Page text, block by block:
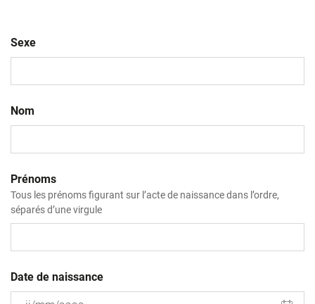
Sexe
Nom
Prénoms
Tous les prénoms figurant sur l’acte de naissance dans l’ordre,
séparés d’une virgule
Date de naissance